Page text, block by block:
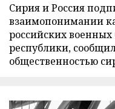
Сирия и Россия
взаимопонимании
российских военных
республики,
общественностью